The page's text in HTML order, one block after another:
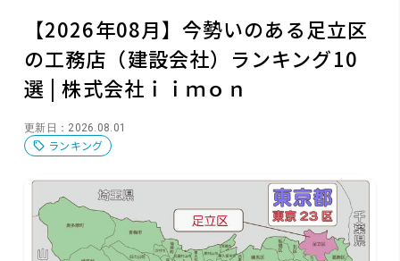
【2026年08月】今勢いのある足立区
の工務店（建設会社）ランキング10
選 | 株式会社ｉｉｍｏｎ
更新日：2026.08.01
ランキング